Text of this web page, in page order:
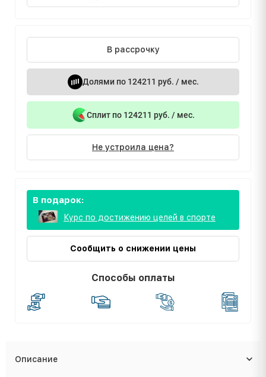
В рассрочку
Долями по 124211 руб. / мес.
Сплит по 124211 руб. / мес.
Не устроила цена?
В подарок:
Курс по достижению целей в спорте
Сообщить о снижении цены
Способы оплаты
Описание